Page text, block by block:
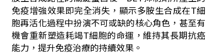
免疫增強效果即完全消失，顯示多胺生合成在T細
胞再活化過程中扮演不可或缺的核心角色，甚至有
機會重新塑造耗竭T細胞的命運，維持其長期抗癌
能力，提升免疫治療的持續效果。